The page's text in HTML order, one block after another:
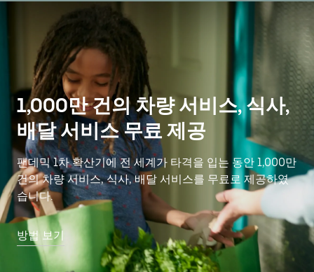
1,000만 건의 차량 서비스, 식사,
배달 서비스 무료 제공
팬데믹 1차 확산기에 전 세계가 타격을 입는 동안 1,000만
건의 차량 서비스, 식사, 배달 서비스를 무료로 제공하였
습니다.
방법 보기